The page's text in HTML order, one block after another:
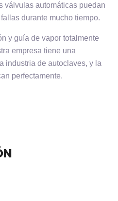
válvulas automáticas puedan
durante mucho tiempo.
y guía de vapor totalmente
empresa tiene una
industria de autoclaves, y la
perfectamente.